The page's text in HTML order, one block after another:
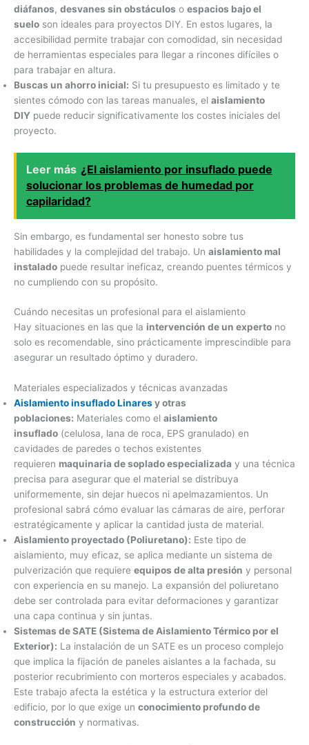
diáfanos, desvanes sin obstáculos o espacios bajo el
suelo son ideales para proyectos DIY. En estos lugares, la
accesibilidad permite trabajar con comodidad, sin necesidad
de herramientas especiales para llegar a rincones difíciles o
para trabajar en altura.
Buscas un ahorro inicial: Si tu presupuesto es limitado y te
sientes cómodo con las tareas manuales, el aislamiento
DIY puede reducir significativamente los costes iniciales del
proyecto.
Leer más ¿El aislamiento por insuflado puede
solucionar los problemas de humedad por
capilaridad?
Sin embargo, es fundamental ser honesto sobre tus
habilidades y la complejidad del trabajo. Un aislamiento mal
instalado puede resultar ineficaz, creando puentes térmicos y
no cumpliendo con su propósito.
Cuándo necesitas un profesional para el aislamiento
Hay situaciones en las que la intervención de un experto no
solo es recomendable, sino prácticamente imprescindible para
asegurar un resultado óptimo y duradero.
Materiales especializados y técnicas avanzadas
Aislamiento insuflado Linaresy otras
poblaciones: Materiales como el aislamiento
insuflado (celulosa, lana de roca, EPS granulado) en
cavidades de paredes o techos existentes
requieren maquinaria de soplado especializada y una técnica
precisa para asegurar que el material se distribuya
uniformemente, sin dejar huecos ni apelmazamientos. Un
profesional sabrá cómo evaluar las cámaras de aire, perforar
estratégicamente y aplicar la cantidad justa de material.
Aislamiento proyectado (Poliuretano): Este tipo de
aislamiento, muy eficaz, se aplica mediante un sistema de
pulverización que requiere equipos de alta presión y personal
con experiencia en su manejo. La expansión del poliuretano
debe ser controlada para evitar deformaciones y garantizar
una capa continua y sin juntas.
Sistemas de SATE (Sistema de Aislamiento Térmico por el
Exterior): La instalación de un SATE es un proceso complejo
que implica la fijación de paneles aislantes a la fachada, su
posterior recubrimiento con morteros especiales y acabados.
Este trabajo afecta la estética y la estructura exterior del
edificio, por lo que exige un conocimiento profundo de
construcción y normativas.